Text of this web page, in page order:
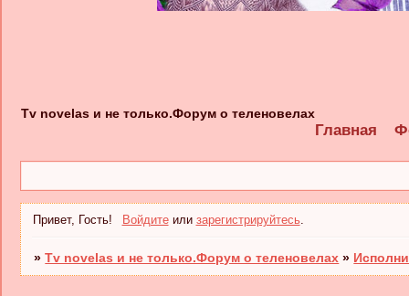
Tv novelas и не только.Форум о теленовелах
Главная
Привет, Гость! Войдитеили зарегистрируйтесь.
»Tv novelas и не только.Форум о теленовелах »